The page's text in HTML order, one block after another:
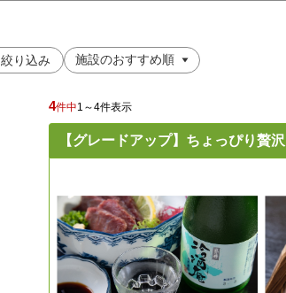
絞り込み
4件中1～4件表示
【グレードアップ】ちょっぴり贅